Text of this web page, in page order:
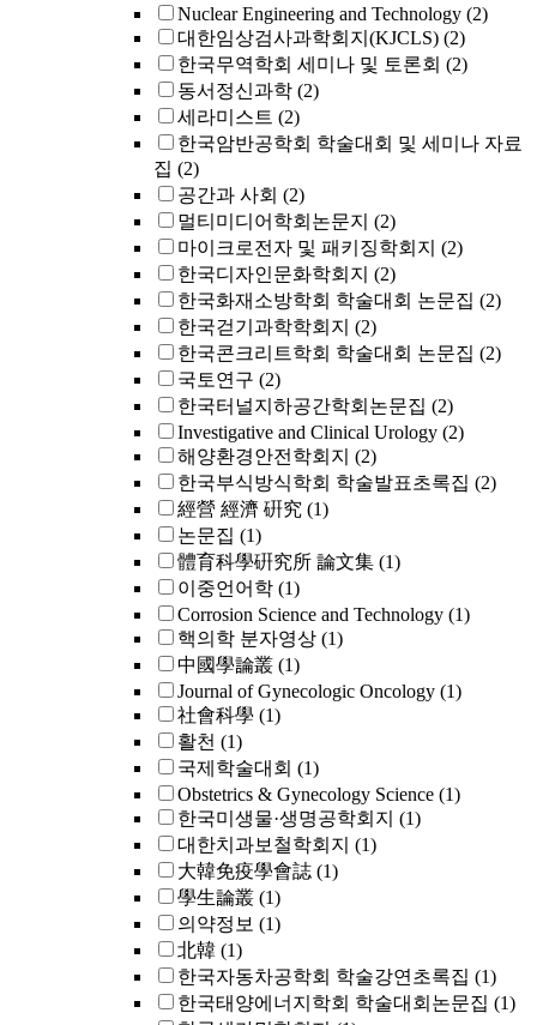
Nuclear Engineering and Technology (2)
대한임상검사과학회지(KJCLS) (2)
한국무역학회 세미나 및 토론회 (2)
동서정신과학 (2)
세라미스트 (2)
한국암반공학회 학술대회 및 세미나 자료
집 (2)
공간과 사회 (2)
멀티미디어학회논문지 (2)
마이크로전자 및 패키징학회지 (2)
한국디자인문화학회지 (2)
한국화재소방학회 학술대회 논문집 (2)
한국걷기과학학회지 (2)
한국콘크리트학회 학술대회 논문집 (2)
국토연구 (2)
한국터널지하공간학회논문집 (2)
Investigative and Clinical Urology (2)
해양환경안전학회지 (2)
한국부식방식학회 학술발표초록집 (2)
經營 經濟 硏究 (1)
논문집 (1)
體育科學硏究所 論文集 (1)
이중언어학 (1)
Corrosion Science and Technology (1)
핵의학 분자영상 (1)
中國學論叢 (1)
Journal of Gynecologic Oncology (1)
社會科學 (1)
활천 (1)
국제학술대회 (1)
Obstetrics & Gynecology Science (1)
한국미생물·생명공학회지 (1)
대한치과보철학회지 (1)
大韓免疫學會誌 (1)
學生論叢 (1)
의약정보 (1)
北韓 (1)
한국자동차공학회 학술강연초록집 (1)
한국태양에너지학회 학술대회논문집 (1)